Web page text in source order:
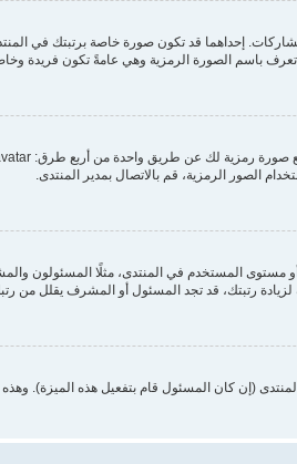
إحداهما قد تكون صورة خاصة برتبتك في
تعرف باسم الصورة الرمزية وهي عامةً تكون فريدة
الصور الرمزية، قم بالاتصال بمدير المنتدى.
المستخدم في المنتدى، مثلًا المسئولون
رتبتك، قد تجد المسئول أو المشرف يقلل من
(إن كان المسئول قام بتفعيل هذه الميزة).